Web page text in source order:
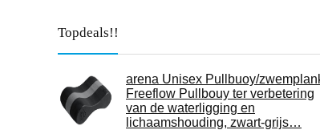
Topdeals!!
arena Unisex Pullbuoy/
Freeflow Pullbouy ter verbetering
van de waterligging en
lichaamshouding, zwart-grijs…